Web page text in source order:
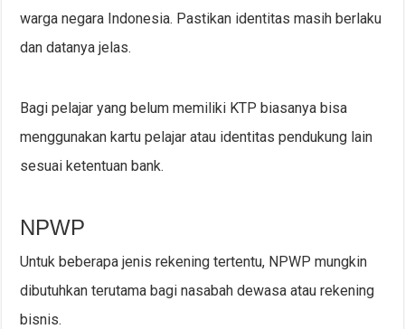
warga negara Indonesia. Pastikan identitas masih berlaku
dan datanya jelas.
Bagi pelajar yang belum memiliki KTP biasanya bisa
menggunakan kartu pelajar atau identitas pendukung lain
sesuai ketentuan bank.
NPWP
Untuk beberapa jenis rekening tertentu, NPWP mungkin
dibutuhkan terutama bagi nasabah dewasa atau rekening
bisnis.